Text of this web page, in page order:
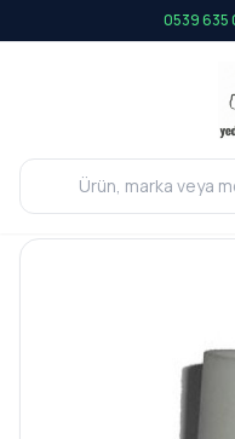
0539 635